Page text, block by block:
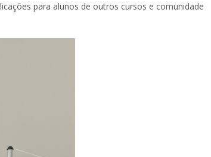
para alunos de outros cursos e comunidade